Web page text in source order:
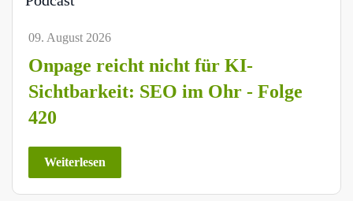
09. August 2026
Onpage reicht nicht für KI-
Sichtbarkeit: SEO im Ohr - Folge
420
Weiterlesen